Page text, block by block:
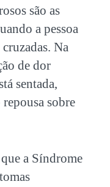
são as
a pessoa
cruzadas. Na
de dor
sentada,
sobre
a Síndrome